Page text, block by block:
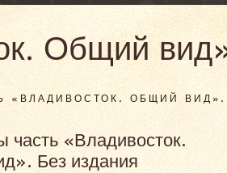
Общий
«ВЛАДИВОСТОК. ОБЩИЙ
часть «Владивосток.
Без издания